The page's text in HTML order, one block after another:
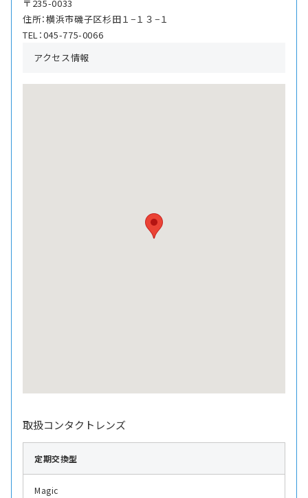
〒235-0033
住所：横浜市磯子区杉田１−１３−１
TEL：045-775-0066
アクセス情報
取扱コンタクトレンズ
定期交換型
Magic